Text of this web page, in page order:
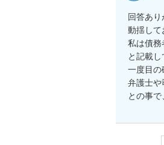
回答あり
動揺して
私は債務
と記載
一度目の
弁護士や
との事で